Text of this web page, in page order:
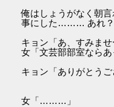
俺はしょうがなく朝
事にした……… あれ？
キョン「あ、すみま
女「文芸部部室ならあ
キョン「ありがとうご
女「………」